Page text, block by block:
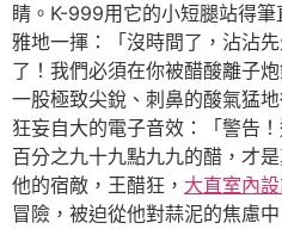
睛。K-999用它的小短腿站得
雅地一揮：「沒時間了，沾沾
了！我們必須在你被醋酸離子
一股極致尖銳、刺鼻的酸氣猛
狂妄自大的電子音效：「警告
百分之九十九點九九的醋，才
他的宿敵，王醋狂， 大直室內
冒險，被迫從他對蒜泥的焦慮